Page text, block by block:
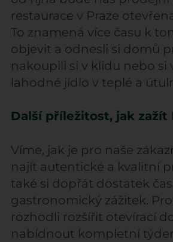
restaurace v Praze
To znamená více času k
objevit a odnesli si domů
nakoupili si v klidu nebo si
lahodné jídlo v teplé a
Další příležitost, jak zažít
Víme, jak je pro naše
najít autentické a kvalitní
také si dopřát dostatek
gastronomický zážitek.
rozhodli rozšířit otevírací
nabídnout kompletní